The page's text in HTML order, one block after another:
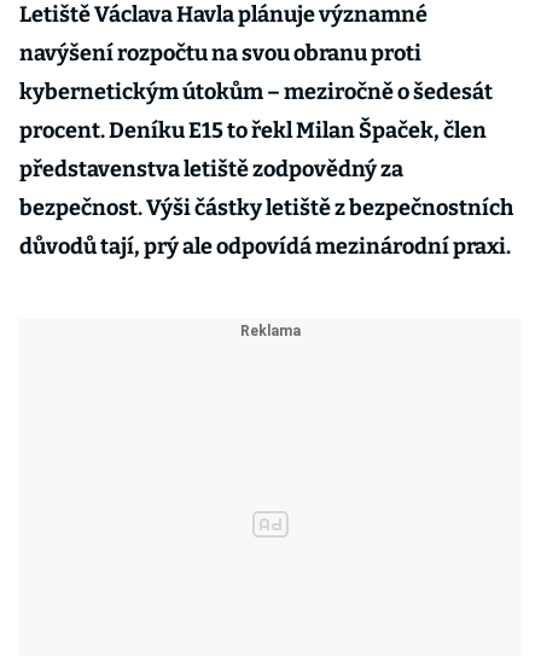
Letiště Václava Havla plánuje významné
navýšení rozpočtu na svou obranu proti
kybernetickým útokům – meziročně o šedesát
procent. Deníku E15 to řekl Milan Špaček, člen
představenstva letiště zodpovědný za
bezpečnost. Výši částky letiště z bezpečnostních
důvodů tají, prý ale odpovídá mezinárodní praxi.